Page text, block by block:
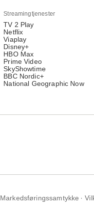
Streamingtjenester
TV 2 Play
Netflix
Viaplay
Disney+
HBO Max
Prime Video
SkyShowtime
BBC Nordic+
National Geographic Now
Markedsføringssamtykke